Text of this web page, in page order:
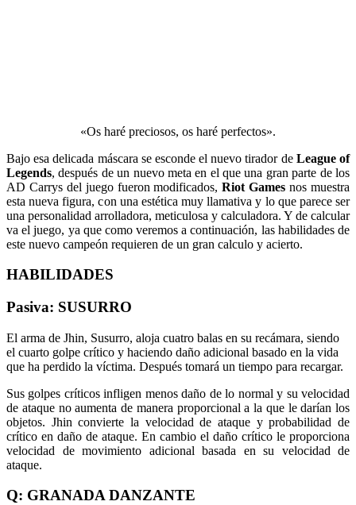
«Os haré preciosos, os haré perfectos».
Bajo esa delicada máscara se esconde el nuevo tirador de League of
Legends, después de un nuevo meta en el que una gran parte de los
AD Carrys del juego fueron modificados,Riot Gamesnos muestra
esta nueva figura, con una estética muy llamativa y lo que parece ser
una personalidad arrolladora, meticulosa y calculadora. Y de calcular
va el juego, ya que como veremos a continuación, las habilidades de
este nuevo campeón requieren de un gran calculo y acierto.
HABILIDADES
Pasiva: SUSURRO
El arma de Jhin, Susurro, aloja cuatro balas en su recámara, siendo
el cuarto golpe crítico y haciendo daño adicional basado en la vida
que ha perdido la víctima. Después tomará un tiempo para recargar.
Sus golpes críticos infligen menos daño de lo normal y su velocidad
de ataque no aumenta de manera proporcional a la que le darían los
objetos. Jhin convierte la velocidad de ataque y probabilidad de
crítico en daño de ataque. En cambio el daño crítico le proporciona
velocidad de movimiento adicional basada en su velocidad de
ataque.
Q: GRANADA DANZANTE